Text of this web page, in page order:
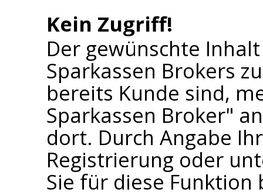
Kein Zugriff!
Der gewünschte
Sparkassen Brokers
bereits Kunde sind,
Sparkassen Broker"
dort. Durch Angabe
Registrierung oder
Sie für diese Funktion